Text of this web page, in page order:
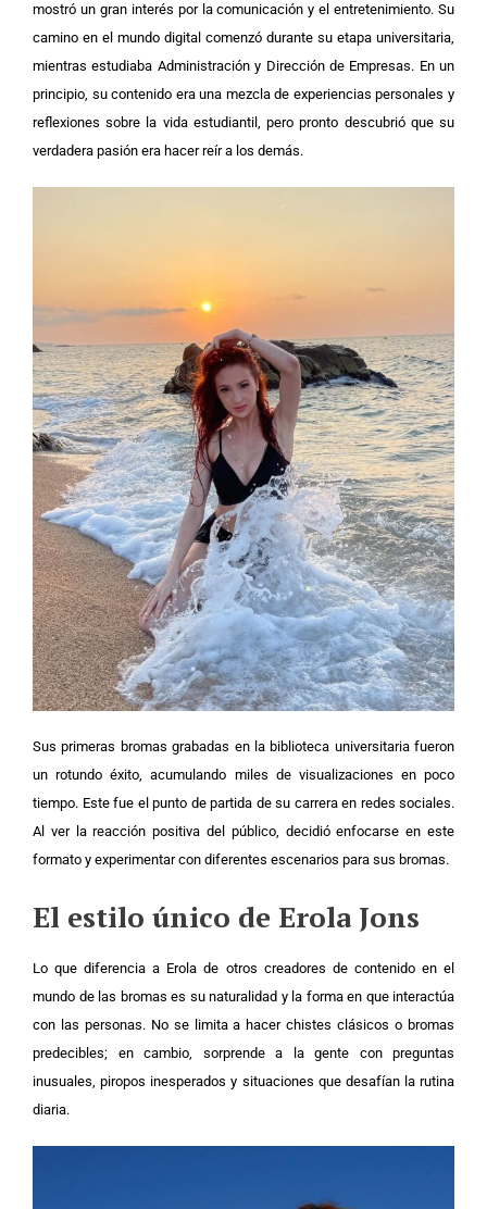
mostró un gran interés por la comunicación y el entretenimiento. Su
camino en el mundo digital comenzó durante su etapa universitaria,
mientras estudiaba Administración y Dirección de Empresas. En un
principio, su contenido era una mezcla de experiencias personales y
reflexiones sobre la vida estudiantil, pero pronto descubrió que su
verdadera pasión era hacer reír a los demás.
Sus primeras bromas grabadas en la biblioteca universitaria fueron
un rotundo éxito, acumulando miles de visualizaciones en poco
tiempo. Este fue el punto de partida de su carrera en redes sociales.
Al ver la reacción positiva del público, decidió enfocarse en este
formato y experimentar con diferentes escenarios para sus bromas.
El estilo único de Erola Jons
Lo que diferencia a Erola de otros creadores de contenido en el
mundo de las bromas es su naturalidad y la forma en que interactúa
con las personas. No se limita a hacer chistes clásicos o bromas
predecibles; en cambio, sorprende a la gente con preguntas
inusuales, piropos inesperados y situaciones que desafían la rutina
diaria.